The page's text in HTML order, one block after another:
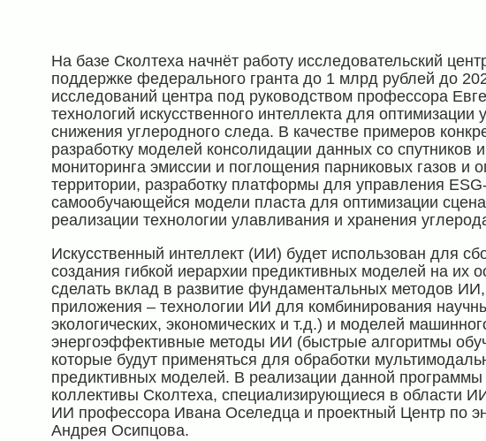
На базе Сколтеха начнёт работу исследовательский
поддержке федерального гранта до 1 млрд рублей до
исследований центра под руководством профессора
технологий искусственного интеллекта для
снижения углеродного следа. В качестве примеров
разработку моделей консолидации данных со спутников
мониторинга эмиссии и поглощения парниковых газов и
территории, разработку платформы для управления
самообучающейся модели пласта для оптимизации
реализации технологии улавливания и хранения
Искусственный интеллект (ИИ) будет использован для
создания гибкой иерархии предиктивных моделей на их
сделать вклад в развитие фундаментальных методов
приложения – технологии ИИ для комбинирования
экологических, экономических и т.д.) и моделей
энергоэффективные методы ИИ (быстрые алгоритмы
которые будут применяться для обработки
предиктивных моделей. В реализации данной
коллективы Сколтеха, специализирующиеся в области
ИИ профессора Ивана Оселедца и проектный Центр по
Андрея Осипцова.